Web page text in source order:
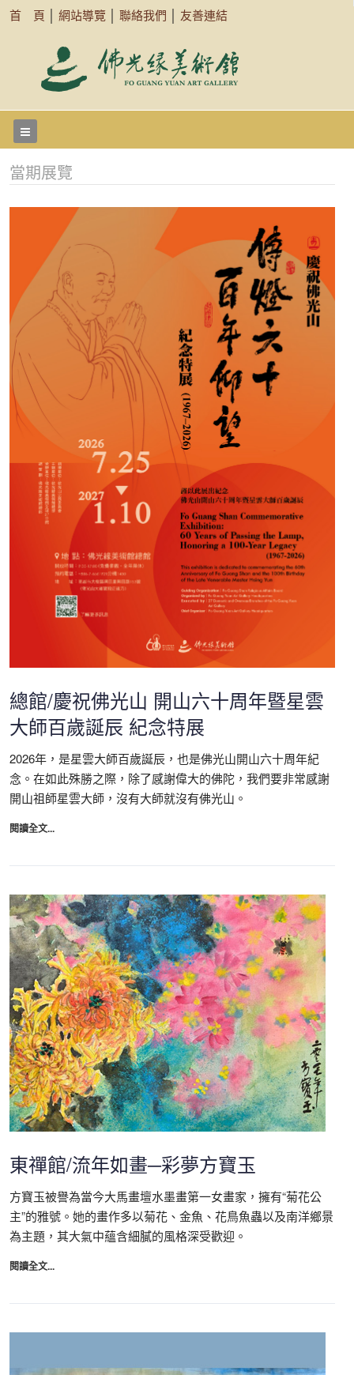
首 頁 網站導覽 聯絡我們 友善連結
當期展覽
總館/慶祝佛光山 開山六十周年暨星雲
大師百歲誕辰 紀念特展
2026年，是星雲大師百歲誕辰，也是佛光山開山六十周年紀
念。在如此殊勝之際，除了感謝偉大的佛陀，我們要非常感謝
開山祖師星雲大師，沒有大師就沒有佛光山。
閱讀全文...
東禪館/流年如畫─彩夢方寶玉
方寶玉被譽為當今大馬畫壇水墨畫第一女畫家，擁有“菊花公
主”的雅號。她的畫作多以菊花、金魚、花鳥魚蟲以及南洋鄉景
為主題，其大氣中蘊含細膩的風格深受歡迎。
閱讀全文...